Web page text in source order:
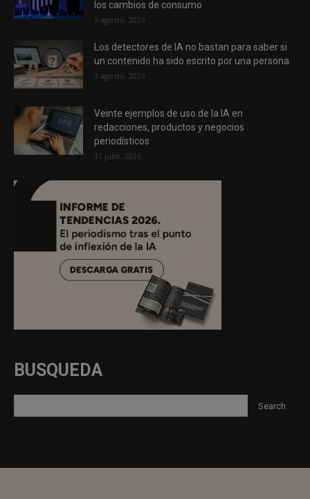
los cambios de consumo
5 agosto, 2026
Los detectores de IA no bastan para saber si
un contenido ha sido escrito por una persona
3 agosto, 2026
Veinte ejemplos de uso de la IA en
redacciones, productos y negocios
periodísticos
31 julio, 2026
BUSQUEDA